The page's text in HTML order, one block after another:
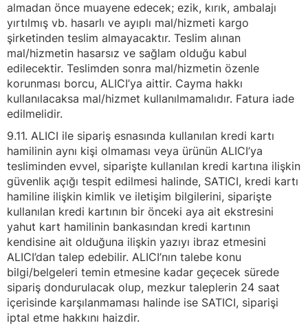
almadan önce muayene edecek; ezik, kırık, ambalajı
yırtılmış vb. hasarlı ve ayıplı mal/hizmeti kargo
şirketinden teslim almayacaktır. Teslim alınan
mal/hizmetin hasarsız ve sağlam olduğu kabul
edilecektir. Teslimden sonra mal/hizmetin özenle
korunması borcu, ALICI’ya aittir. Cayma hakkı
kullanılacaksa mal/hizmet kullanılmamalıdır. Fatura iade
edilmelidir.
9.11. ALICI ile sipariş esnasında kullanılan kredi kartı
hamilinin aynı kişi olmaması veya ürünün ALICI’ya
tesliminden evvel, siparişte kullanılan kredi kartına ilişkin
güvenlik açığı tespit edilmesi halinde, SATICI, kredi kartı
hamiline ilişkin kimlik ve iletişim bilgilerini, siparişte
kullanılan kredi kartının bir önceki aya ait ekstresini
yahut kart hamilinin bankasından kredi kartının
kendisine ait olduğuna ilişkin yazıyı ibraz etmesini
ALICI’dan talep edebilir. ALICI’nın talebe konu
bilgi/belgeleri temin etmesine kadar geçecek sürede
sipariş dondurulacak olup, mezkur taleplerin 24 saat
içerisinde karşılanmaması halinde ise SATICI, siparişi
iptal etme hakkını haizdir.